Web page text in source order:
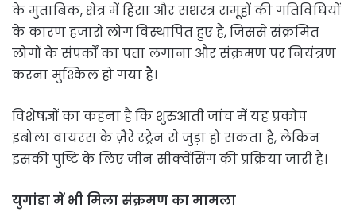
के मुताबिक, क्षेत्र में हिंसा और सशस्त्र समूहों की गतिविधियों
के कारण हजारों लोग विस्थापित हुए हैं, जिससे संक्रमित
लोगों के संपर्कों का पता लगाना और संक्रमण पर नियंत्रण
करना मुश्किल हो गया है।
विशेषज्ञों का कहना है कि शुरुआती जांच में यह प्रकोप
इबोला वायरस के ज़ैरे स्ट्रेन से जुड़ा हो सकता है, लेकिन
इसकी पुष्टि के लिए जीन सीक्वेंसिंग की प्रक्रिया जारी है।
युगांडा में भी मिला संक्रमण का मामला